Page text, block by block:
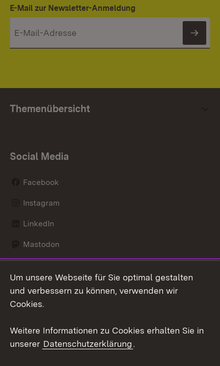
E-Mail zur Newsletter-Anmeldung
Themenübersicht
Social Media
Facebook
Instagram
LinkedIn
Mastodon
X / Twitter
Youtube
Kontakt
Datenschutz
Um unsere Webseite für Sie optimal gestalten
und verbessern zu können, verwenden wir
Cookies.
Weitere Informationen zu Cookies erhalten Sie in
unserer Datenschutzerklärung.